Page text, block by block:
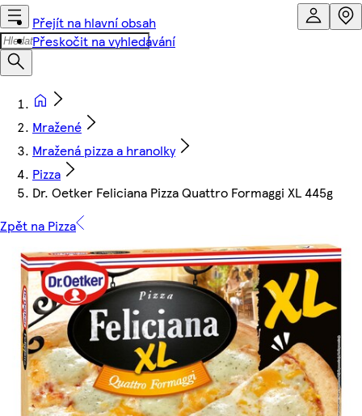
Přejít na hlavní obsah
Přeskočit na vyhledávání
Mražené
Mražená pizza a hranolky
Pizza
Dr. Oetker Feliciana Pizza Quattro Formaggi XL 445g
Zpět na Pizza